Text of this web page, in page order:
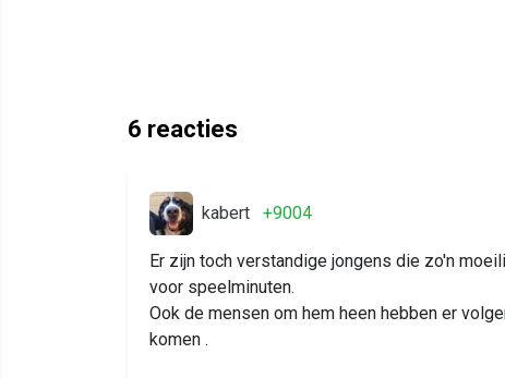
6 reacties
kabert +9004
Er zijn toch verstandige jongens die zo'n
voor speelminuten.
Ook de mensen om hem heen hebben er
komen .